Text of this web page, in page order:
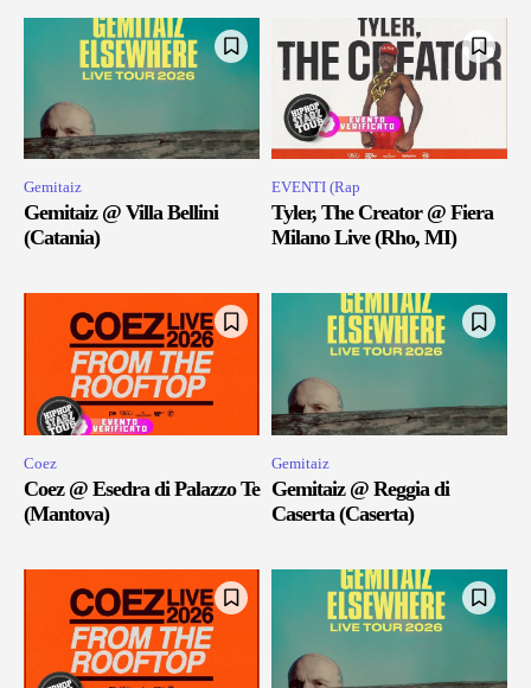
Gemitaiz
Gemitaiz @ Villa Bellini
(Catania)
EVENTI (Rap
Tyler, The Creator @ Fiera
Milano Live (Rho, MI)
Coez
Coez @ Esedra di Palazzo Te
(Mantova)
Gemitaiz
Gemitaiz @ Reggia di
Caserta (Caserta)